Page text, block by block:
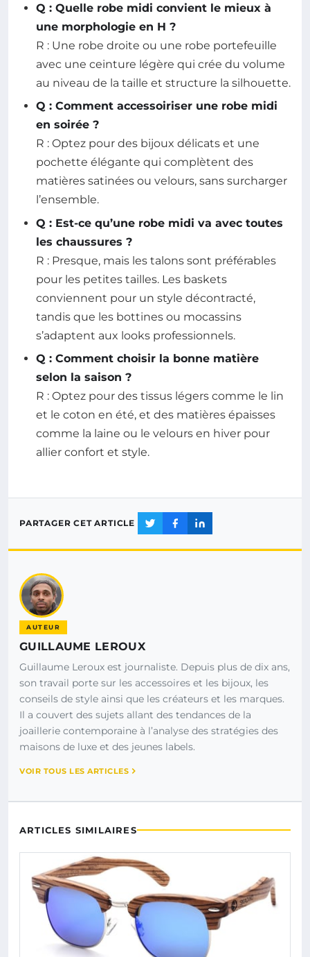
Q : Quelle robe midi convient le mieux à
une morphologie en H ?
R : Une robe droite ou une robe portefeuille
avec une ceinture légère qui crée du volume
au niveau de la taille et structure la silhouette.
Q : Comment accessoiriser une robe midi
en soirée ?
R : Optez pour des bijoux délicats et une
pochette élégante qui complètent des
matières satinées ou velours, sans surcharger
l’ensemble.
Q : Est-ce qu’une robe midi va avec toutes
les chaussures ?
R : Presque, mais les talons sont préférables
pour les petites tailles. Les baskets
conviennent pour un style décontracté,
tandis que les bottines ou mocassins
s’adaptent aux looks professionnels.
Q : Comment choisir la bonne matière
selon la saison ?
R : Optez pour des tissus légers comme le lin
et le coton en été, et des matières épaisses
comme la laine ou le velours en hiver pour
allier confort et style.
PARTAGER CET ARTICLE
AUTEUR
GUILLAUME LEROUX
Guillaume Leroux est journaliste. Depuis plus de dix ans,
son travail porte sur les accessoires et les bijoux, les
conseils de style ainsi que les créateurs et les marques.
Il a couvert des sujets allant des tendances de la
joaillerie contemporaine à l’analyse des stratégies des
maisons de luxe et des jeunes labels.
VOIR TOUS LES ARTICLES
ARTICLES SIMILAIRES